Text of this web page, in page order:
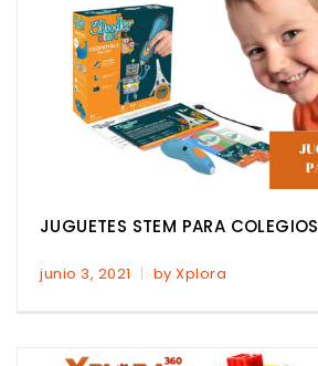
JUGUETES STEM PARA COLEGIOS
junio 3, 2021 by Xplora